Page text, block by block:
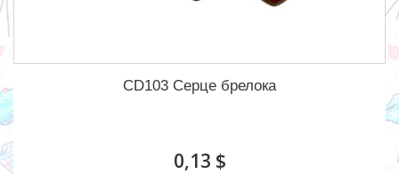
CD103 Серце брелока
0,13 $